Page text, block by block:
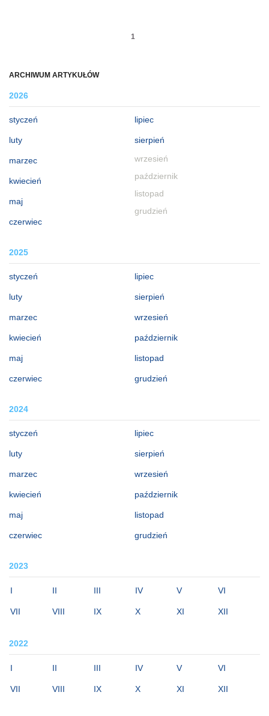
ARCHIWUM ARTYKUŁÓW
2026
styczeń
luty
marzec
kwiecień
maj
czerwiec
lipiec
sierpień
wrzesień
październik
listopad
grudzień
2025
styczeń
luty
marzec
kwiecień
maj
czerwiec
lipiec
sierpień
wrzesień
październik
listopad
grudzień
2024
styczeń
luty
marzec
kwiecień
maj
czerwiec
lipiec
sierpień
wrzesień
październik
listopad
grudzień
2023
I II III IV V VI
VII VIII IX X XI XII
2022
I II III IV V VI
VII VIII IX X XI XII
1